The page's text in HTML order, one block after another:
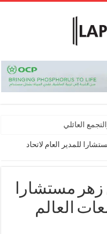
العائلي
للمدير العام لاتحاد
زهر مستشارا
العالم